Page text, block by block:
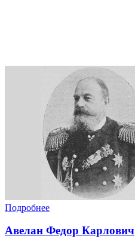
Подробнее
Авелан Федор Карлович